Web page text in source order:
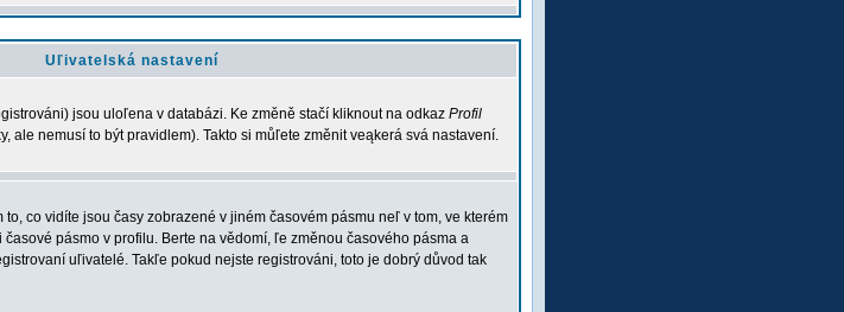
Uľivatelská nastavení
jsou uloľena v databázi. Ke změně stačí kliknout na odkaz Profil
ale nemusí to být pravidlem). Takto si můľete změnit veąkerá svá nastavení.
co vidíte jsou časy zobrazené v jiném časovém pásmu neľ v tom, ve kterém
pásmo v profilu. Berte na vědomí, ľe změnou časového pásma a
uľivatelé. Takľe pokud nejste registrováni, toto je dobrý důvod tak